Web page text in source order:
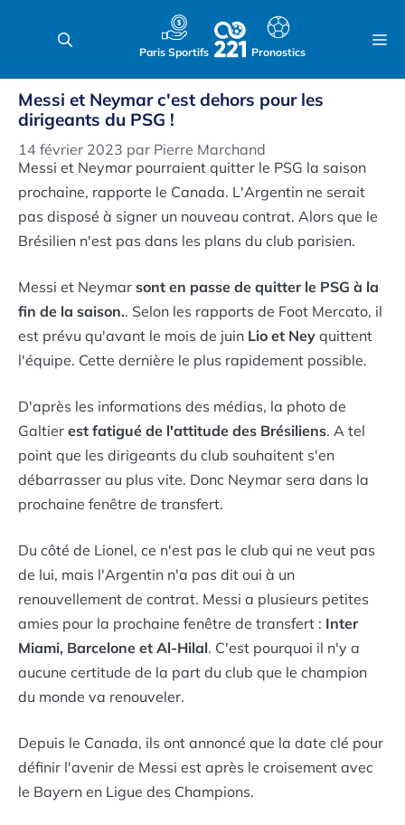
Paris Sportifs Pronostics
Messi et Neymar c'est dehors pour les
dirigeants du PSG !
14 février 2023 par Pierre Marchand
Messi et Neymar pourraient quitter le PSG la saison
prochaine, rapporte le Canada. L'Argentin ne serait
pas disposé à signer un nouveau contrat. Alors que le
Brésilien n'est pas dans les plans du club parisien.
Messi et Neymar sont en passe de quitter le PSG à la
fin de la saison.. Selon les rapports de Foot Mercato, il
est prévu qu'avant le mois de juin Lio et Ney quittent
l'équipe. Cette dernière le plus rapidement possible.
D'après les informations des médias, la photo de
Galtier est fatigué de l'attitude des Brésiliens. A tel
point que les dirigeants du club souhaitent s'en
débarrasser au plus vite. Donc Neymar sera dans la
prochaine fenêtre de transfert.
Du côté de Lionel, ce n'est pas le club qui ne veut pas
de lui, mais l'Argentin n'a pas dit oui à un
renouvellement de contrat. Messi a plusieurs petites
amies pour la prochaine fenêtre de transfert : Inter
Miami, Barcelone et Al-Hilal. C'est pourquoi il n'y a
aucune certitude de la part du club que le champion
du monde va renouveler.
Depuis le Canada, ils ont annoncé que la date clé pour
définir l'avenir de Messi est après le croisement avec
le Bayern en Ligue des Champions.